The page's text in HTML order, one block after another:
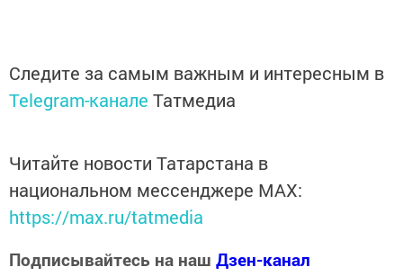
Следите за самым важным и интересным в
Telegram-канале Татмедиа
Читайте новости Татарстана в
национальном мессенджере MАХ:
https://max.ru/tatmedia
Подписывайтесь на наш Дзен-канал